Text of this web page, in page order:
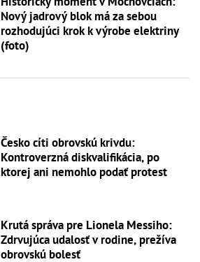
Nový jadrový blok má za sebou
rozhodujúci krok k výrobe elektriny
(foto)
Česko cíti obrovskú krivdu:
Kontroverzná diskvalifikácia, po
ktorej ani nemohlo podať protest
Krutá správa pre Lionela Messiho:
Zdrvujúca udalosť v rodine, prežíva
obrovskú bolesť